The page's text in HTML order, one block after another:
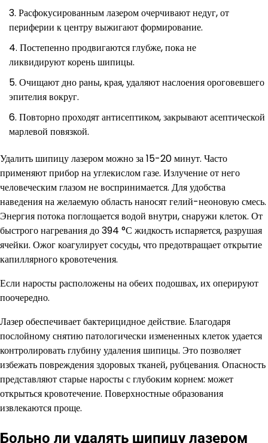
Расфокусированным лазером очерчивают недуг, от
периферии к центру выжигают формирование.
Постепенно продвигаются глубже, пока не
ликвидируют корень шипицы.
Очищают дно раны, края, удаляют наслоения ороговевшего
эпителия вокруг.
Повторно проходят антисептиком, закрывают асептической
марлевой повязкой.
Удалить шипицу лазером можно за 15-20 минут. Часто
применяют прибор на углекислом газе. Излучение от него
человеческим глазом не воспринимается. Для удобства
наведения на желаемую область наносят гелий-неоновую смесь.
Энергия потока поглощается водой внутри, снаружи клеток. От
быстрого нагревания до 394 °С жидкость испаряется, разрушая
ячейки. Ожог коагулирует сосуды, что предотвращает открытие
капиллярного кровотечения.
Если наросты расположены на обеих подошвах, их оперируют
поочередно.
Лазер обеспечивает бактерицидное действие. Благодаря
послойному снятию патологически измененных клеток удается
контролировать глубину удаления шипицы. Это позволяет
избежать повреждения здоровых тканей, рубцевания. Опасность
представляют старые наросты с глубоким корнем: может
открыться кровотечение. Поверхностные образования
извлекаются проще.
Больно ли удалять шипицу лазером